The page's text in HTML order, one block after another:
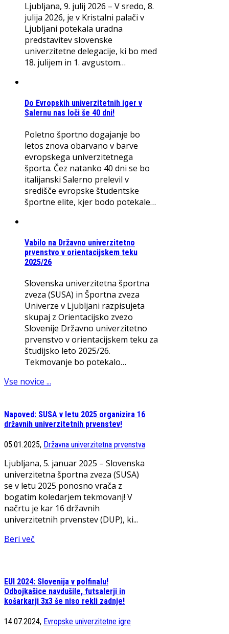
Ljubljana, 9. julij 2026 – V sredo, 8.
julija 2026, je v Kristalni palači v
Ljubljani potekala uradna
predstavitev slovenske
univerzitetne delegacije, ki bo med
18. julijem in 1. avgustom…
Do Evropskih univerzitetnih iger v
Salernu nas loči še 40 dni!
Poletno športno dogajanje bo
letos znova obarvano v barve
evropskega univerzitetnega
športa. Čez natanko 40 dni se bo
italijanski Salerno prelevil v
središče evropske študentske
športne elite, kjer bodo potekale…
Vabilo na Državno univerzitetno
prvenstvo v orientacijskem teku
2025/26
Slovenska univerzitetna športna
zveza (SUSA) in Športna zveza
Univerze v Ljubljani razpisujeta
skupaj z Orientacijsko zvezo
Slovenije Državno univerzitetno
prvenstvo v orientacijskem teku za
študijsko leto 2025/26.
Tekmovanje bo potekalo…
Vse novice ...
Napoved: SUSA v letu 2025 organizira 16
državnih univerzitetnih prvenstev!
05.01.2025, Državna univerzitetna prvenstva
Ljubljana, 5. januar 2025 – Slovenska
univerzitetna športna zveza (SUSA)
se v letu 2025 ponosno vrača z
bogatim koledarjem tekmovanj! V
načrtu je kar 16 državnih
univerzitetnih prvenstev (DUP), ki...
Beri več
EUI 2024: Slovenija v polfinalu!
Odbojkašice navdušile, futsalerji in
košarkarji 3x3 še niso rekli zadnje!
14.07.2024, Evropske univerzitetne igre